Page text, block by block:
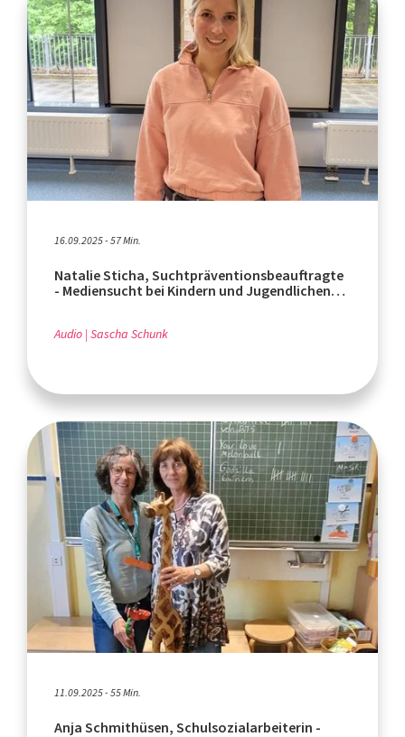
16.09.2025 - 57 Min.
Natalie Sticha, Suchtpräventionsbeauftragte
- Mediensucht bei Kindern und Jugendlichen
Audio Sascha Schunk
11.09.2025 - 55 Min.
Anja Schmithüsen, Schulsozialarbeiterin -